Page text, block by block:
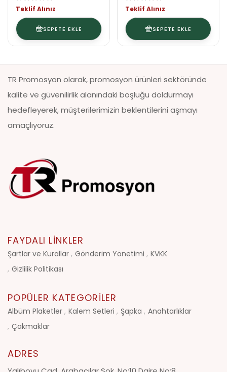
Teklif Alınız
SEPETE EKLE
Teklif Alınız
SEPETE EKLE
TR Promosyon olarak, promosyon ürünleri sektöründe
kalite ve güvenilirlik alanındaki boşluğu doldurmayı
hedefleyerek, müşterilerimizin beklentilerini aşmayı
amaçlıyoruz.
FAYDALI LINKLER
Şartlar ve Kurallar Gönderim Yönetimi
KVKK
Gizlilik Politikası
POPÜLER KATEGORILER
Albüm Plaketler Kalem Setleri Şapka
Anahtarlıklar
Çakmaklar
ADRES